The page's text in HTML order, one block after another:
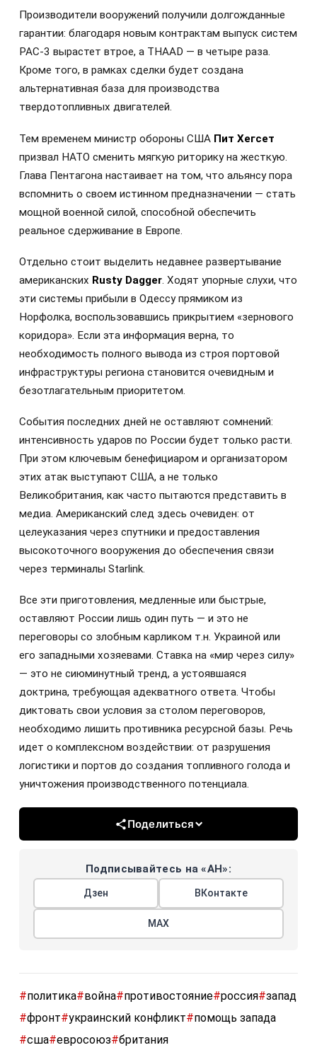
Производители вооружений получили долгожданные
гарантии: благодаря новым контрактам выпуск систем
PAC-3 вырастет втрое, а THAAD — в четыре раза.
Кроме того, в рамках сделки будет создана
альтернативная база для производства
твердотопливных двигателей.
Тем временем министр обороны США Пит Хегсет
призвал НАТО сменить мягкую риторику на жесткую.
Глава Пентагона настаивает на том, что альянсу пора
вспомнить о своем истинном предназначении — стать
мощной военной силой, способной обеспечить
реальное сдерживание в Европе.
Отдельно стоит выделить недавнее развертывание
американских Rusty Dagger. Ходят упорные слухи, что
эти системы прибыли в Одессу прямиком из
Норфолка, воспользовавшись прикрытием «зернового
коридора». Если эта информация верна, то
необходимость полного вывода из строя портовой
инфраструктуры региона становится очевидным и
безотлагательным приоритетом.
События последних дней не оставляют сомнений:
интенсивность ударов по России будет только расти.
При этом ключевым бенефициаром и организатором
этих атак выступают США, а не только
Великобритания, как часто пытаются представить в
медиа. Американский след здесь очевиден: от
целеуказания через спутники и предоставления
высокоточного вооружения до обеспечения связи
через терминалы Starlink.
Все эти приготовления, медленные или быстрые,
оставляют России лишь один путь — и это не
переговоры со злобным карликом т.н. Украиной или
его западными хозяевами. Ставка на «мир через силу»
— это не сиюминутный тренд, а устоявшаяся
доктрина, требующая адекватного ответа. Чтобы
диктовать свои условия за столом переговоров,
необходимо лишить противника ресурсной базы. Речь
идет о комплексном воздействии: от разрушения
логистики и портов до создания топливного голода и
уничтожения производственного потенциала.
Поделиться
Подписывайтесь на «АН»:
Дзен ВКонтакте
МАХ
#политика#война#противостояние#россия#запад
#фронт#украинский конфликт#помощь запада
#сша#евросоюз#британия